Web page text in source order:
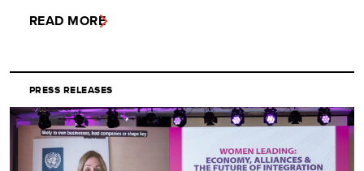
READ MORE
PRESS RELEASES